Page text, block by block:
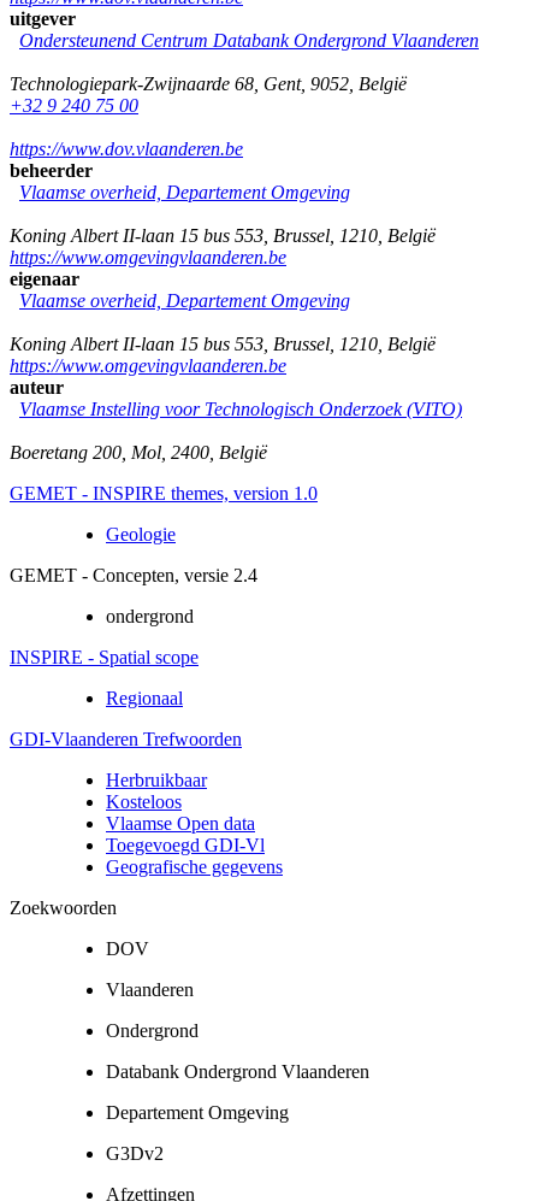
uitgever
Ondersteunend Centrum Databank Ondergrond Vlaanderen
Technologiepark-Zwijnaarde 68 Gent, 9052 België
+32 9 240 75 00
https://www.dov.vlaanderen.be
beheerder
Vlaamse overheid, Departement Omgeving
Koning Albert II-laan 15 bus 553 Brussel 1210 België
https://www.omgevingvlaanderen.be
eigenaar
Vlaamse overheid, Departement Omgeving
Koning Albert II-laan 15 bus 553 Brussel 1210 België
https://www.omgevingvlaanderen.be
auteur
Vlaamse Instelling voor Technologisch Onderzoek (VITO)
Boeretang 200 Mol 2400 België
GEMET - INSPIRE themes, version 1.0
Geologie
GEMET - Concepten, versie 2.4
ondergrond
INSPIRE - Spatial scope
Regionaal
GDI-Vlaanderen Trefwoorden
Herbruikbaar
Kosteloos
Vlaamse Open data
Toegevoegd GDI-Vl
Geografische gegevens
Zoekwoorden
DOV
Vlaanderen
Ondergrond
Databank Ondergrond Vlaanderen
Departement Omgeving
G3Dv2
Afzettingen